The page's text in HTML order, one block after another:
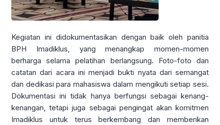
Kegiatan ini didokumentasikan dengan baik oleh panitia
BPH Imadiklus, yang menangkap momen-momen
berharga selama pelatihan berlangsung. Foto-foto dan
catatan dari acara ini menjadi bukti nyata dari semangat
dan dedikasi para mahasiswa dalam mengikuti setiap sesi.
Dokumentasi ini tidak hanya berfungsi sebagai kenang-
kenangan, tetapi juga sebagai pengingat akan komitmen
Imadiklus untuk terus berkembang dan memberikan